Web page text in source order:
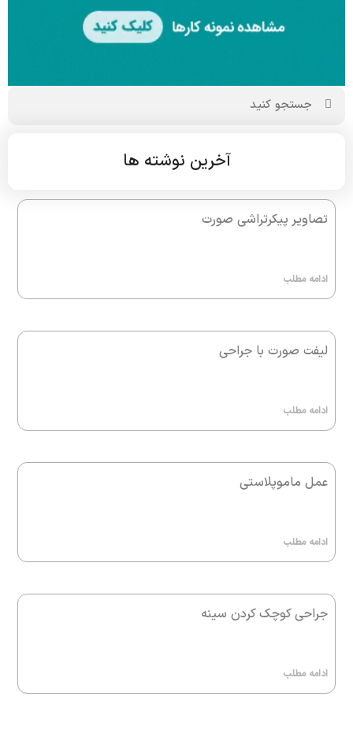
آخرین نوشته ها
تصاویر پیکرتراشی صورت
ادامه مطلب
لیفت صورت با جراحی
ادامه مطلب
عمل ماموپلاستی
ادامه مطلب
جراحی کوچک کردن سینه
ادامه مطلب